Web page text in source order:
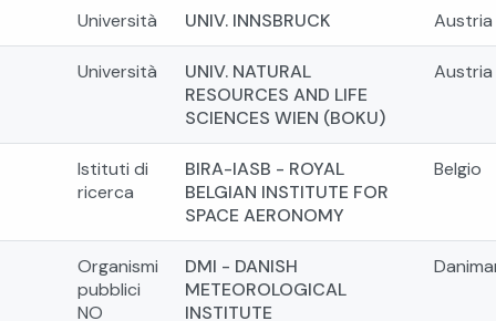
Università UNIV. INNSBRUCK Austria
Università
UNIV. NATURAL
RESOURCES AND LIFE
SCIENCES WIEN (BOKU)
Austria
Istituti di
ricerca
BIRA-IASB - ROYAL
BELGIAN INSTITUTE FOR
SPACE AERONOMY
Belgio
Organismi
pubblici
NO
DMI - DANISH
METEOROLOGICAL
INSTITUTE